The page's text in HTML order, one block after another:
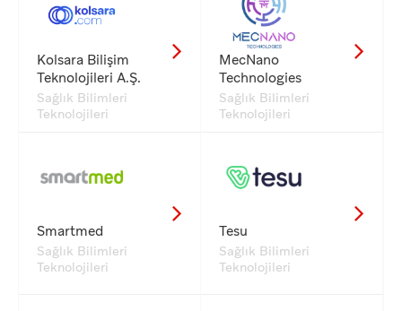
Kolsara Bilişim
Teknolojileri A.Ş.
Sağlık Bilimleri
Teknolojileri
MecNano
Technologies
Sağlık Bilimleri
Teknolojileri
Smartmed
Sağlık Bilimleri
Teknolojileri
Tesu
Sağlık Bilimleri
Teknolojileri